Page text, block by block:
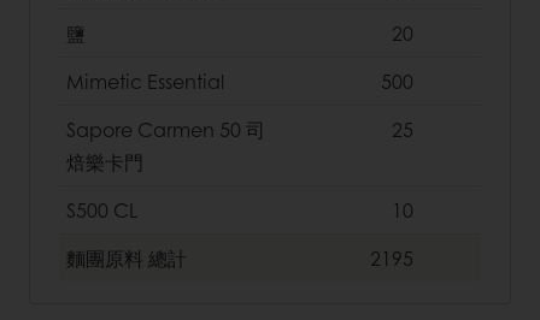
鹽
20
Mimetic Essential
500
Sapore Carmen 50 司
焙樂卡門
25
S500 CL
10
麵團原料 總計 2195